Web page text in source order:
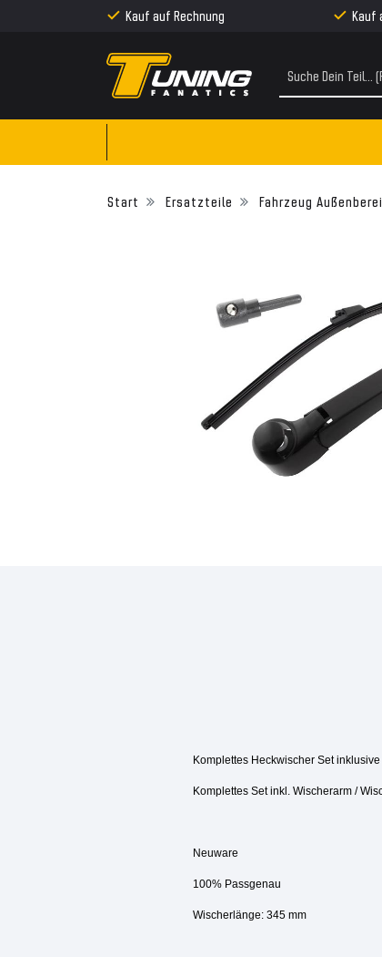
Kauf auf Rechnung Kauf
Ersatzteile Fahrzeug
Komplettes Heckwischer Set
Komplettes Set inkl. Wischerarm /
Neuware
100% Passgenau
Wischerlänge: 345 mm